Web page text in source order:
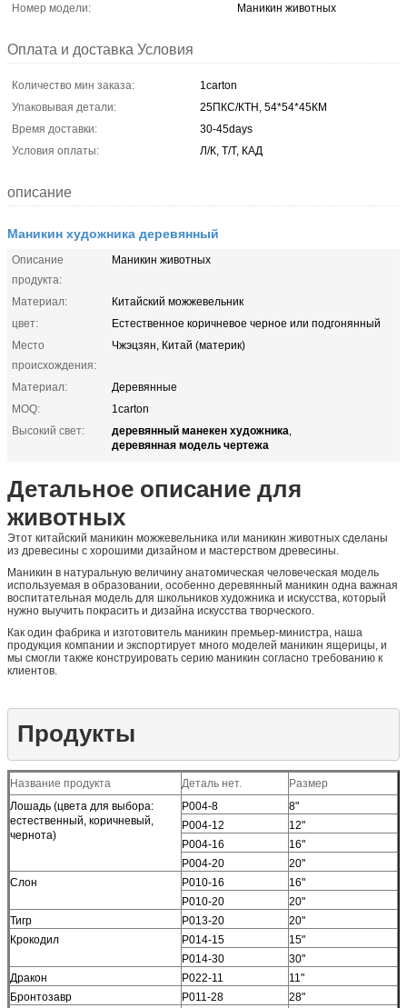
Номер модели:
Маникин животных
Оплата и доставка Условия
Количество мин заказа:
1carton
Упаковывая детали:
25ПКС/КТН, 54*54*45КМ
Время доставки:
30-45days
Условия оплаты:
Л/К, Т/Т, КАД
описание
Маникин художника деревянный
Описание
продукта:
Маникин животных
Материал:
Китайский можжевельник
цвет:
Естественное коричневое черное или подгонянный
Место
происхождения:
Чжэцзян, Китай (материк)
Материал:
Деревянные
MOQ:
1carton
Высокий свет:
деревянный манекен художника,
деревянная модель чертежа
Детальное описание для
животных
Этот китайский маникин можжевельника или маникин животных сделаны
из древесины с хорошими дизайном и мастерством древесины.
Маникин в натуральную величину анатомическая человеческая модель
используемая в образовании, особенно деревянный маникин одна важная
воспитательная модель для школьников художника и искусства, который
нужно выучить покрасить и дизайна искусства творческого.
Как один фабрика и изготовитель маникин премьер-министра, наша
продукция компании и экспортирует много моделей маникин ящерицы, и
мы смогли также конструировать серию маникин согласно требованию к
клиентов.
Продукты
Название продукта Деталь нет.
Размер
Лошадь (цвета для выбора:
естественный, коричневый,
чернота)
Р004-8
8"
Р004-12
12"
Р004-16
16"
Р004-20
20"
Слон
Р010-16
16"
Р010-20
20"
Тигр
Р013-20
20"
Крокодил
Р014-15
15"
Р014-30
30"
Дракон
Р022-11
11"
Бронтозавр
Р011-28
28"